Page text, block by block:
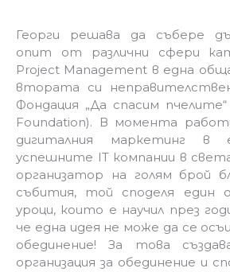
Георги решава да събере
опит от различни сфери
Project Management в една
втората си
Фондация „Да спасим
Foundation). В момента
дигиталния маркетинг
успешните IT компании в
организатор на голям брой
събития, той споделя един
уроци, които е научил през
че една идея не може да се
обединение! За това
организация за обединение и